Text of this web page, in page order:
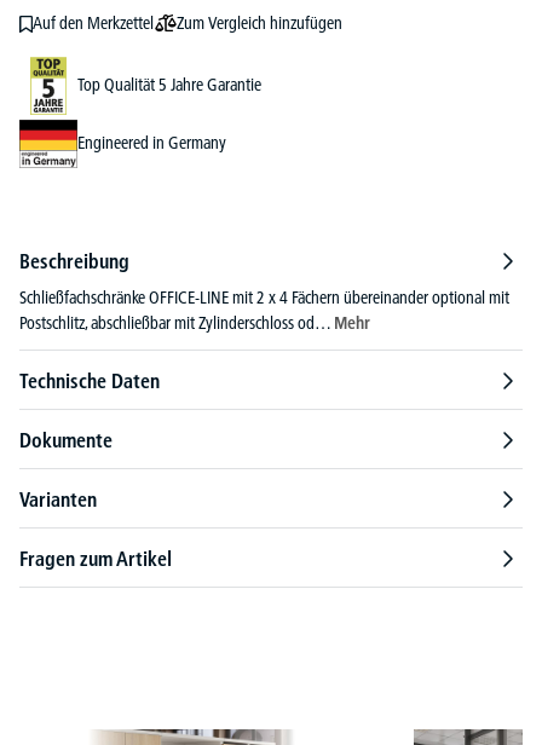
Auf den Merkzettel Zum Vergleich hinzufügen
Top Qualität 5 Jahre Garantie
Engineered in Germany
Beschreibung
Schließfachschränke OFFICE-LINE mit 2 x 4 Fächern übereinander optional mit
Postschlitz, abschließbar mit Zylinderschloss od… Mehr
Technische Daten
Dokumente
Varianten
Fragen zum Artikel